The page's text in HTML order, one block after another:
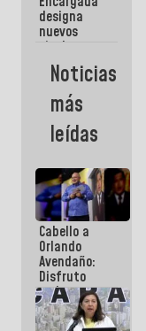
designa
nuevos
titulares en
Viceministerio
de Energía
Eléctrica y
CORPOELEC
Noticias
más
leídas
Cabello a
Orlando
Avendaño:
Disfruto
cada vez
que escribes
porque lo